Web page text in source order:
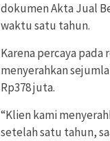
dokumen Akta Jual
waktu satu tahun.
Karena percaya
menyerahkan
Rp378 juta.
“Klien kami
setelah satu tahun,